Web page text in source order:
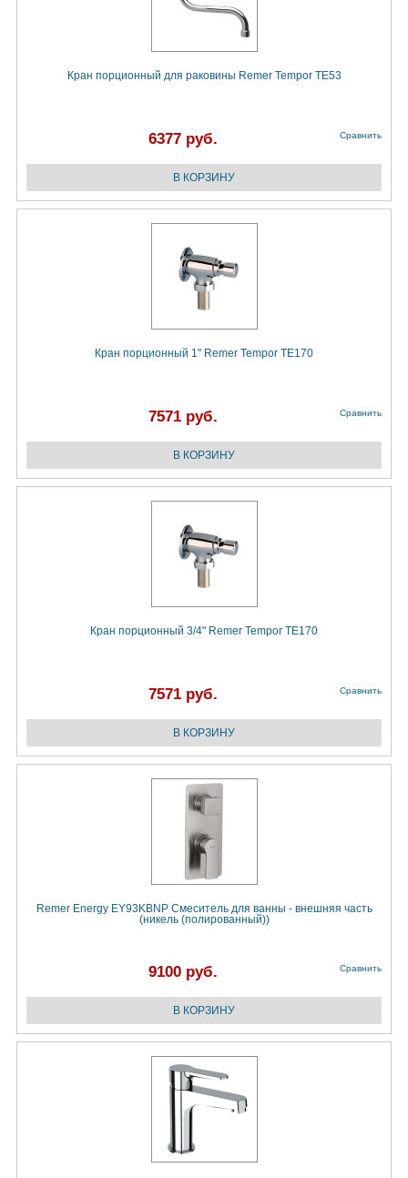
Кран порционный для раковины Remer Tempor TE53
6377 руб. Сравнить
Кран порционный 1" Remer Tempor TE170
7571 руб. Сравнить
Кран порционный 3/4" Remer Tempor TE170
7571 руб. Сравнить
Remer Energy EY93KBNP Смеситель для ванны - внешняя часть
(никель (полированный))
9100 руб. Сравнить